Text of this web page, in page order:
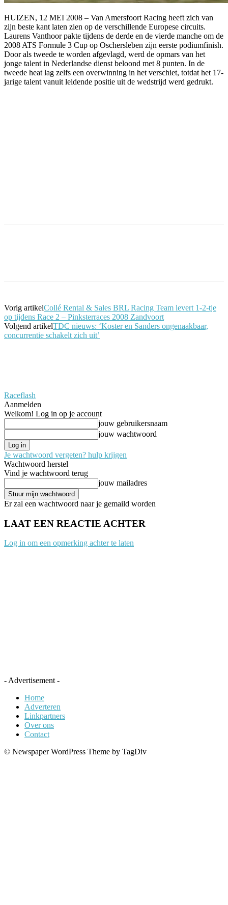
HUIZEN, 12 MEI 2008 – Van Amersfoort Racing heeft zich van
zijn beste kant laten zien op de verschillende Europese circuits.
Laurens Vanthoor pakte tijdens de derde en de vierde manche om de
2008 ATS Formule 3 Cup op Oschersleben zijn eerste podiumfinish.
Door als tweede te worden afgevlagd, werd de opmars van het
jonge talent in Nederlandse dienst beloond met 8 punten. In de
tweede heat lag zelfs een overwinning in het verschiet, totdat het 17-
jarige talent vanuit leidende positie uit de wedstrijd werd gedrukt.
Vorig artikelCollé Rental & Sales BRL Racing Team levert 1-2-tje
op tijdens Race 2 – Pinksterraces 2008 Zandvoort
Volgend artikelTDC nieuws: ‘Koster en Sanders ongenaakbaar,
concurrentie schakelt zich uit’
Raceflash
Aanmelden
Welkom! Log in op je account
jouw gebruikersnaam
jouw wachtwoord
Je wachtwoord vergeten? hulp krijgen
Wachtwoord herstel
Vind je wachtwoord terug
jouw mailadres
Er zal een wachtwoord naar je gemaild worden
LAAT EEN REACTIE ACHTER
Log in om een opmerking achter te laten
- Advertisement -
Home
Adverteren
Linkpartners
Over ons
Contact
© Newspaper WordPress Theme by TagDiv